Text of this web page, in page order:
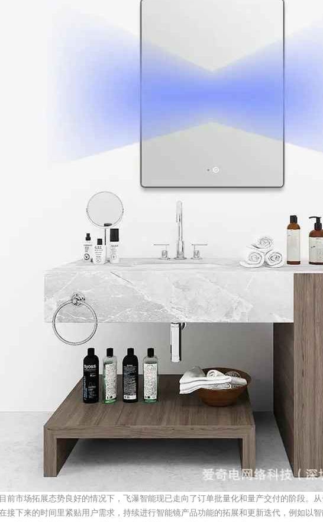
前市场拓展态势良好的情况下，飞瀑智能现已走向了订单批量化和量产交付的阶段。
接下来的时间里紧贴用户需求，持续进行智能镜产品功能的拓展和更新迭代，例如以